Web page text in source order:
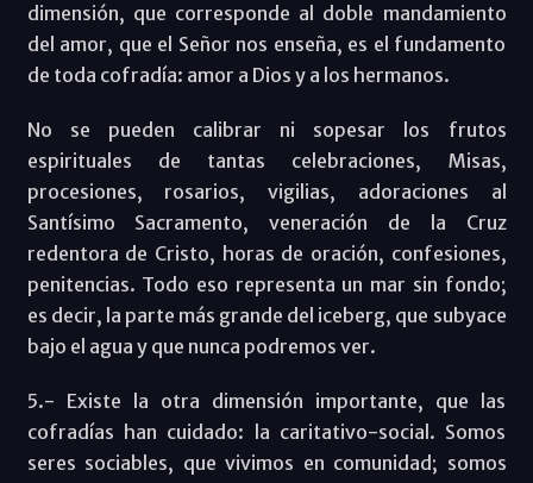
dimensión, que corresponde al doble mandamiento
del amor, que el Señor nos enseña, es el fundamento
de toda cofradía: amor a Dios y a los hermanos.
No se pueden calibrar ni sopesar los frutos
espirituales de tantas celebraciones, Misas,
procesiones, rosarios, vigilias, adoraciones al
Santísimo Sacramento, veneración de la Cruz
redentora de Cristo, horas de oración, confesiones,
penitencias. Todo eso representa un mar sin fondo;
es decir, la parte más grande del iceberg, que subyace
bajo el agua y que nunca podremos ver.
5.- Existe la otra dimensión importante, que las
cofradías han cuidado: la caritativo-social. Somos
seres sociables, que vivimos en comunidad; somos